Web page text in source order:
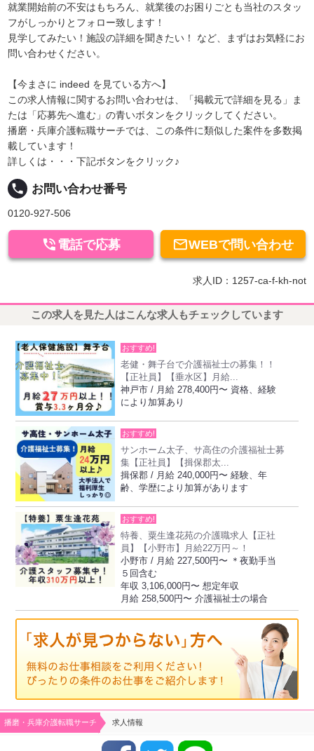
就業開始前の不安はもちろん、就業後のお困りごとも当社のスタッ
フがしっかりとフォロー致します！
見学してみたい！施設の詳細を聞きたい！ など、まずはお気軽にお
問い合わせください。
【今まさに indeed を見ている方へ】
この求人情報に関するお問い合わせは、「掲載元で詳細を見る」ま
たは「応募先へ進む」の青いボタンをクリックしてください。
播磨・兵庫介護転職サーチでは、この条件に類似した案件を多数掲
載しています！
詳しくは・・・下記ボタンをクリック♪
local_phone お問い合わせ番号
0120-927-506
WEBで問い合わせ
 電話で応募
求人ID：1257-ca-f-kh-not
この求人を見た人はこんな求人もチェックしています
おすすめ!
老健・舞子台で介護福祉士の募集！！
【正社員】【垂水区】月給...
神戸市 / 月給 278,400円〜 資格、経験
により加算あり
おすすめ!
サンホーム太子、サ高住の介護福祉士募
集【正社員】【揖保郡太...
揖保郡 / 月給 240,000円〜 経験、年
齢、学歴により加算があります
おすすめ!
特養、粟生逢花苑の介護職求人【正社
員】【小野市】月給22万円～！
小野市 / 月給 227,500円〜 ＊夜勤手当
５回含む
年収 3,106,000円〜 想定年収
月給 258,500円〜 介護福祉士の場合
播磨・兵庫介護転職サーチ 求人情報